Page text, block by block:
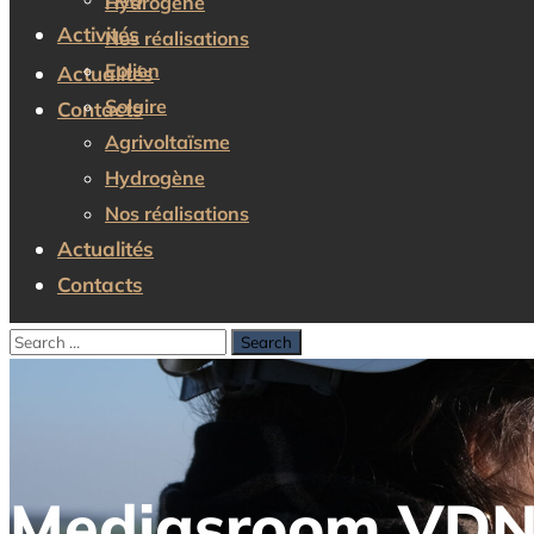
Nos réalisations
Actualités
Contacts
Activités
Eolien
Solaire
Agrivoltaïsme
Hydrogène
Nos réalisations
Actualités
Contacts